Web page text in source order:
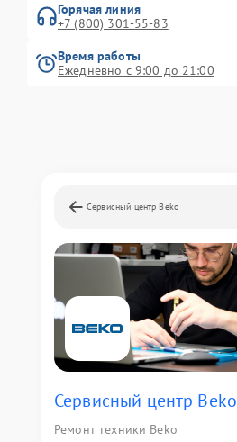
Горячая линия
+7 (800) 301-55-83
Время работы
Ежедневно с 9:00 до 21:00
Сервисный центр Beko
Сервисный центр Beko
Ремонт техники Beko